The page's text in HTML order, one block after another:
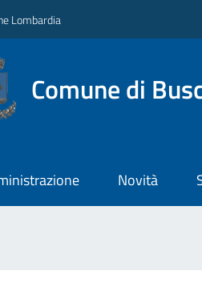
Lombardia
Comune di
Novità